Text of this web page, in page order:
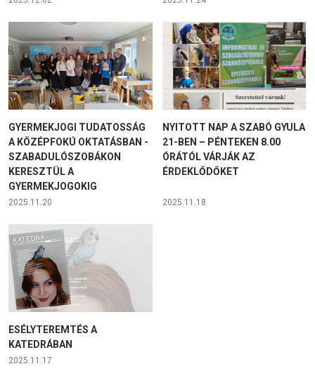
GYERMEKJOGI TUDATOSSÁG
A KÖZÉPFOKÚ OKTATÁSBAN -
SZABADULÓSZOBÁKON
KERESZTÜL A
GYERMEKJOGOKIG
2025.11.20
NYITOTT NAP A SZABÓ GYULA
21-BEN – PÉNTEKEN 8.00
ÓRÁTÓL VÁRJÁK AZ
ÉRDEKLŐDŐKET
2025.11.18
ESÉLYTEREMTÉS A
KATEDRÁBAN
2025.11.17